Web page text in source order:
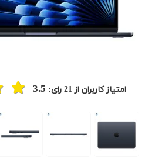
امتیاز کاربران از21 رای: 3.5